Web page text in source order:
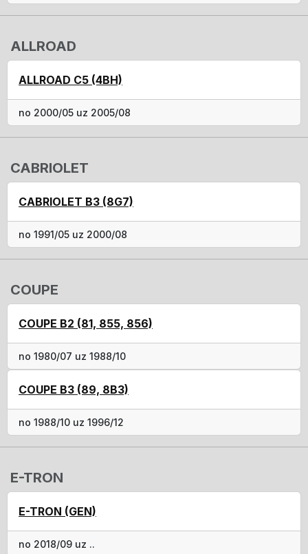
ALLROAD
ALLROAD C5 (4BH)
no 2000/05 uz 2005/08
CABRIOLET
CABRIOLET B3 (8G7)
no 1991/05 uz 2000/08
COUPE
COUPE B2 (81, 855, 856)
no 1980/07 uz 1988/10
COUPE B3 (89, 8B3)
no 1988/10 uz 1996/12
E-TRON
E-TRON (GEN)
no 2018/09 uz ..